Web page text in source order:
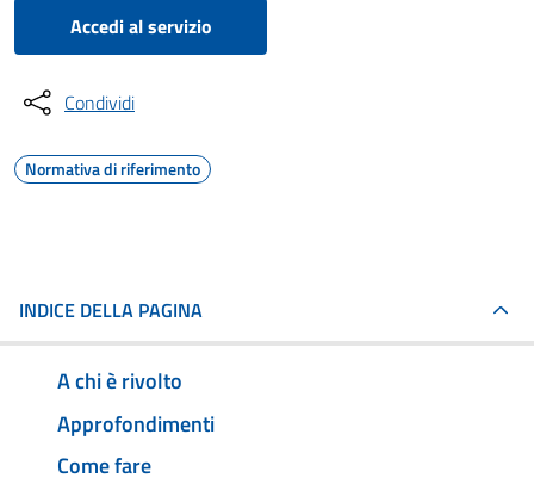
Accedi al servizio
Condividi
Normativa di riferimento
INDICE DELLA PAGINA
A chi è rivolto
Approfondimenti
Come fare